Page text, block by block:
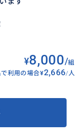
¥8,000/組
で利用の場合¥2,666/人